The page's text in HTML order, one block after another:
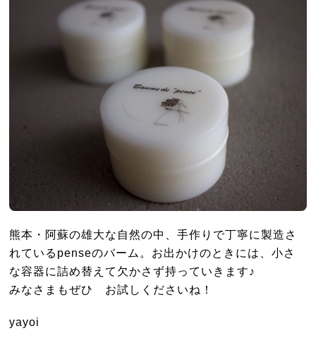
熊本・阿蘇の雄大な自然の中、手作りで丁寧に製造さ
れているpenseのバーム。お出かけのときには、小さ
な容器に詰め替えて欠かさず持っていきます♪
みなさまもぜひ お試しくださいね！
yayoi